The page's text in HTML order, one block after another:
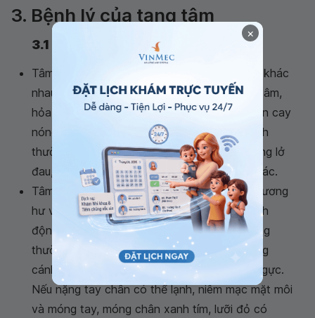
3. Bệnh lý của tạng tâm
3.1 Thực chứng của tâm
Tâm hỏa thịnh gây ra rất nhiều nguyên nhân khác
nhau ví dụ như do rối loạn tình chủ hay lục dâm,
hỏa ở bên trong cơ thể như là ăn nhiều đồ ăn cay
nóng hay quá béo. Triệu chứng tâm hỏa thịnh
thường vật vã, khát nước, ngủ ít và lưỡi miệng lở
đau,
chảy máu cámvà chất lưỡi đỏ mạch sác.
Tâm huyết ứ: nguyên nhân thường do tâm dương
hư và tâm khí hư, do gặp lạnh, tình chí bị kích
động, đờm ngưng tụ gây huyết ứ. Triệu chứng
thường gặp đó là đau vùng trước tim lan sang
cánh tay rồi đến đầu ngón tay, đánh trống ngực.
Nếu nặng tay chân có thể lạnh, niêm mạc mặt môi
và móng tay, móng chân xanh tím, lưỡi đỏ có
×